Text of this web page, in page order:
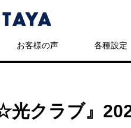
お客様の声 各種設定
光クラブ』